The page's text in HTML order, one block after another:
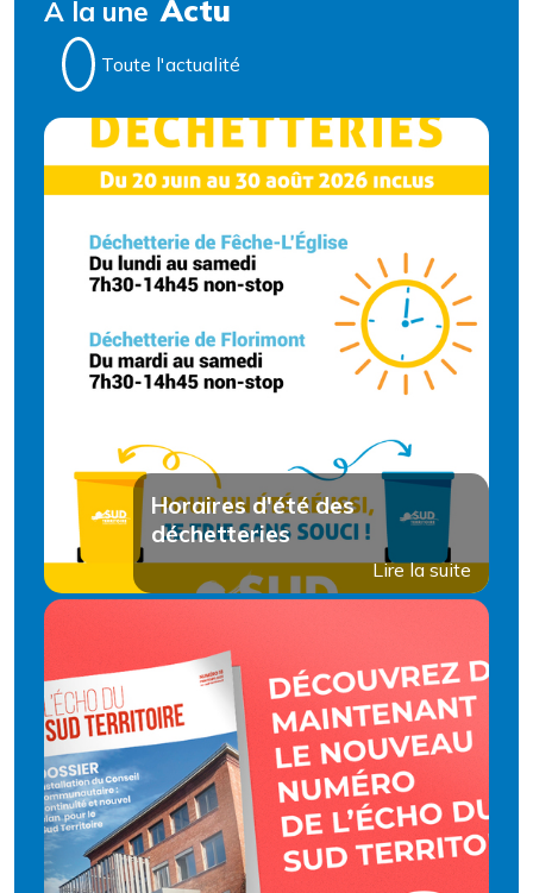
A la une Actu
Toute l'actualité
Horaires d'été des
déchetteries
Lire la suite